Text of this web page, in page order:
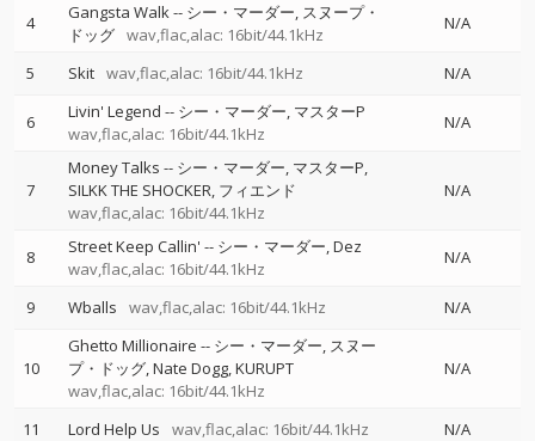
4 Gangsta Walk-- シー・マーダー スヌープ・
ドッグ wav,flac,alac: 16bit/44.1kHz
N/A
5 Skit wav,flac,alac: 16bit/44.1kHz N/A
6 Livin' Legend -- シー・マーダー マスターP
wav,flac,alac: 16bit/44.1kHz
N/A
7
Money Talks -- シー・マーダー マスターP
SILKK THE SHOCKER フィエンド
wav,flac,alac: 16bit/44.1kHz
N/A
8 Street Keep Callin' -- シー・マーダー Dez
wav,flac,alac: 16bit/44.1kHz
N/A
9 Wballs wav,flac,alac: 16bit/44.1kHz N/A
10
Ghetto Millionaire -- シー・マーダー スヌー
プ・ドッグ Nate Dogg KURUPT
wav,flac,alac: 16bit/44.1kHz
N/A
11 Lord Help Us wav,flac,alac: 16bit/44.1kHz
N/A